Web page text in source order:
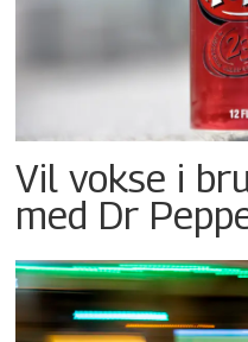
Vil vokse i
med Dr